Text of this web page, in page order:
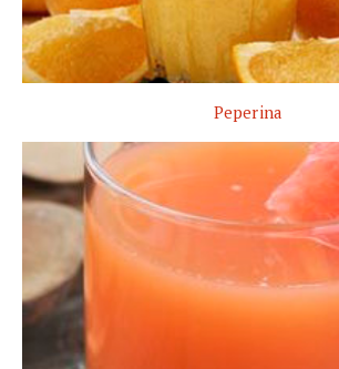
Peperina